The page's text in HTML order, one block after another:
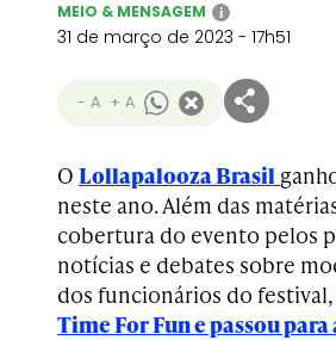
MEIO & MENSAGEM i
31 de março de 2023 - 17h51
- A + A
O Lollapalooza Brasil
neste ano. Além das
cobertura do evento pelos
notícias e debates sobre
dos funcionários do
Time For Fun e passou